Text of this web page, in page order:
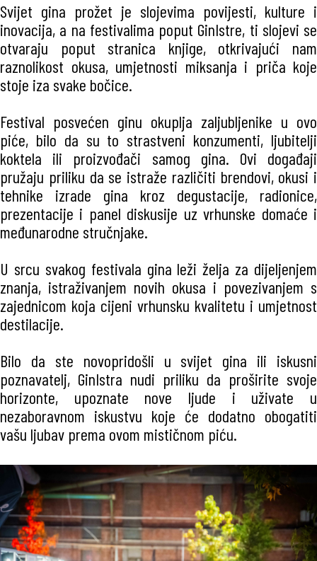
Svijet gina prožet je slojevima povijesti, kulture i
inovacija, a na festivalima poput GinIstre, ti slojevi se
otvaraju poput stranica knjige, otkrivajući nam
raznolikost okusa, umjetnosti miksanja i priča koje
stoje iza svake bočice.
Festival posvećen ginu okuplja zaljubljenike u ovo
piće, bilo da su to strastveni konzumenti, ljubitelji
koktela ili proizvođači samog gina. Ovi događaji
pružaju priliku da se istraže različiti brendovi, okusi i
tehnike izrade gina kroz degustacije, radionice,
prezentacije i panel diskusije uz vrhunske domaće i
međunarodne stručnjake.
U srcu svakog festivala gina leži želja za dijeljenjem
znanja, istraživanjem novih okusa i povezivanjem s
zajednicom koja cijeni vrhunsku kvalitetu i umjetnost
destilacije.
Bilo da ste novopridošli u svijet gina ili iskusni
poznavatelj, GinIstra nudi priliku da proširite svoje
horizonte, upoznate nove ljude i uživate u
nezaboravnom iskustvu koje će dodatno obogatiti
vašu ljubav prema ovom mističnom piću.